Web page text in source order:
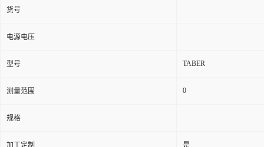
货号
电源电压
型号 TABER
测量范围 0
规格
加工定制 是